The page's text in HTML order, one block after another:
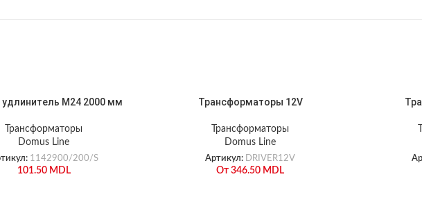
удлинитель М24 2000 мм
Трансформаторы
Domus Line
1142900/200/S
101.50 MDL
Трансформаторы 12V
Трансформаторы
Domus Line
Артикул: DRIVER12V
От 346.50 MDL